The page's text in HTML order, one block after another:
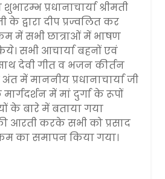
प्रधानाचार्या श्रीमती
के द्वारा दीप प्रज्वलित कर
में सभी छात्राओं में भाषण
सभी आचार्या बहनों एवं
देवी गीत व भजन कीर्तन
में माननीय प्रधानाचार्या जी
में मां दुर्गा के रूपों
के बारे में बताया गया
की आरती करके सभी को प्रसाद
का समापन किया गया।